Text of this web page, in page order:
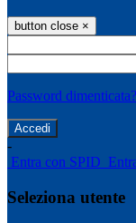
button close ×
Password dimenticata?
-
Entra con SPID
Seleziona utente